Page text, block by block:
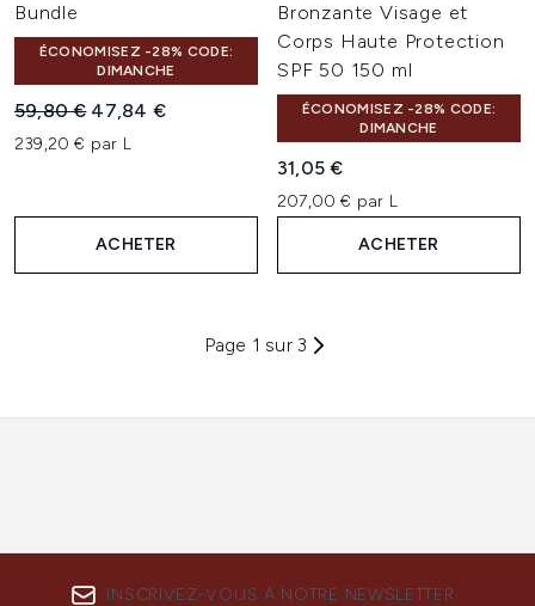
Bundle
ÉCONOMISEZ -28% CODE:
DIMANCHE
Prix de vente :
59,80 € Prix ​​actuel :
47,84 €
239,20 € par L
ACHETER
Bronzante Visage et
Corps Haute Protection
SPF 50 150 ml
ÉCONOMISEZ -28% CODE:
DIMANCHE
31,05 €
207,00 € par L
ACHETER
Page 1 sur 3
INSCRIVEZ-VOUS À NOTRE NEWSLETTER